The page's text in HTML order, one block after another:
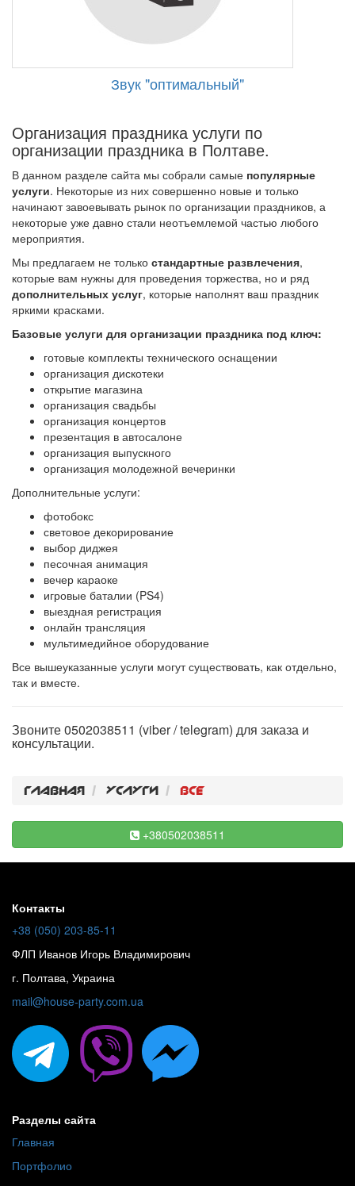
Звук "оптимальный"
Организация праздника услуги по
организации праздника в Полтаве.
В данном разделе сайта мы собрали самые популярные
услуги. Некоторые из них совершенно новые и только
начинают завоевывать рынок по организации праздников, а
некоторые уже давно стали неотъемлемой частью любого
мероприятия.
Мы предлагаем не только стандартные развлечения,
которые вам нужны для проведения торжества, но и ряд
дополнительных услуг, которые наполнят ваш праздник
яркими красками.
Базовые услуги для организации праздника под ключ:
готовые комплекты технического оснащении
организация дискотеки
открытие магазина
организация свадьбы
организация концертов
презентация в автосалоне
организация выпускного
организация молодежной вечеринки
Дополнительные услуги:
фотобокс
световое декорирование
выбор диджея
песочная анимация
вечер караоке
игровые баталии (PS4)
выездная регистрация
онлайн трансляция
мультимедийное оборудование
Все вышеуказанные услуги могут существовать, как отдельно,
так и вместе.
Звоните 0502038511 (viber / telegram) для заказа и
консультации.
Главная Услуги Все
+380502038511
Контакты
+38 (050) 203-85-11
ФЛП Иванов Игорь Владимирович
г. Полтава, Украина
mail@house-party.com.ua
Разделы сайта
Главная
Портфолио